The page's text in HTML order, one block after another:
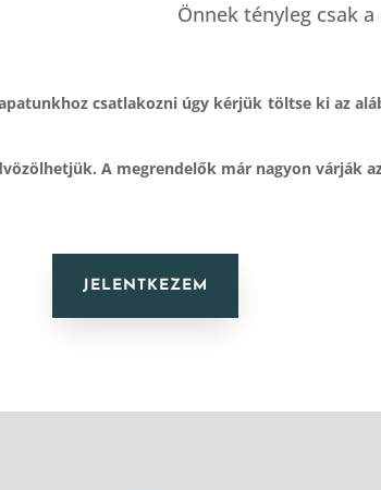
Önnek tényleg csak
csatlakozni úgy kérjük töltse ki az
A megrendelők már nagyon várják
JELENTKEZEM